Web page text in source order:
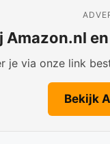
Amazon.nl
je via onze link
Bekijk